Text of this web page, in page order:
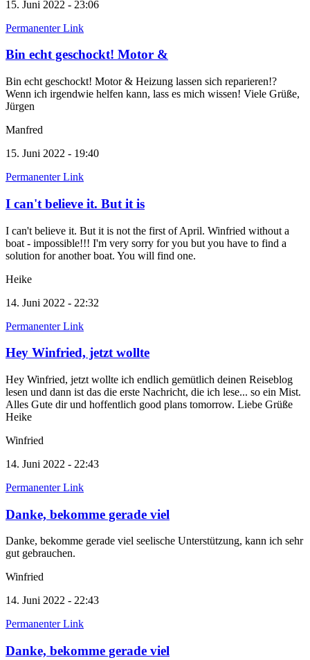
15. Juni 2022 - 23:06
Permanenter Link
Bin echt geschockt! Motor &
Bin echt geschockt! Motor & Heizung lassen sich reparieren!?
Wenn ich irgendwie helfen kann, lass es mich wissen! Viele Grüße,
Jürgen
Manfred
15. Juni 2022 - 19:40
Permanenter Link
I can't believe it. But it is
I can't believe it. But it is not the first of April. Winfried without a
boat - impossible!!! I'm very sorry for you but you have to find a
solution for another boat. You will find one.
Heike
14. Juni 2022 - 22:32
Permanenter Link
Hey Winfried, jetzt wollte
Hey Winfried, jetzt wollte ich endlich gemütlich deinen Reiseblog
lesen und dann ist das die erste Nachricht, die ich lese... so ein Mist.
Alles Gute dir und hoffentlich good plans tomorrow. Liebe Grüße
Heike
Winfried
14. Juni 2022 - 22:43
Permanenter Link
Danke, bekomme gerade viel
Danke, bekomme gerade viel seelische Unterstützung, kann ich sehr
gut gebrauchen.
Winfried
14. Juni 2022 - 22:43
Permanenter Link
Danke, bekomme gerade viel